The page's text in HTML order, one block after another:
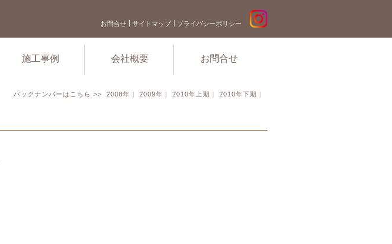
お問合せ サイトマップ プライバシーポリシー
施工事例 会社概要 お問合せ
バックナンバーはこちら >> 2008年 | 2009年 | 2010年上期 | 2010年下期 |